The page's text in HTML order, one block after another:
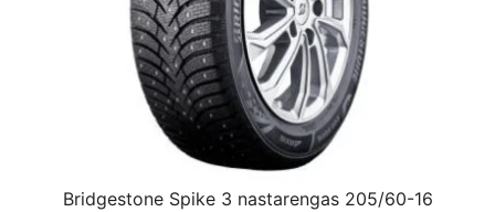
Bridgestone Spike 3 nastarengas 205/60-16